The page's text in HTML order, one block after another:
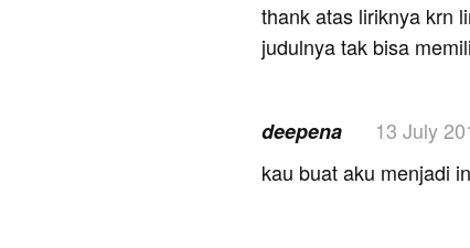
thank atas liriknya krn
judulnya tak bisa
deepena 13 July
kau buat aku menjadi